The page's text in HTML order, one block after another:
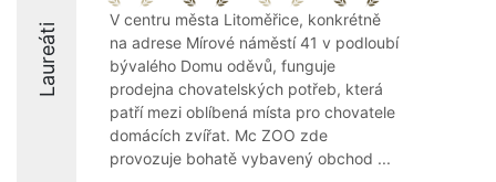
Laureáti
V centru města Litoměřice, konkrétně
na adrese Mírové náměstí 41 v podloubí
bývalého Domu oděvů, funguje
prodejna chovatelských potřeb, která
patří mezi oblíbená místa pro chovatele
domácích zvířat. Mc ZOO zde
provozuje bohatě vybavený obchod ...